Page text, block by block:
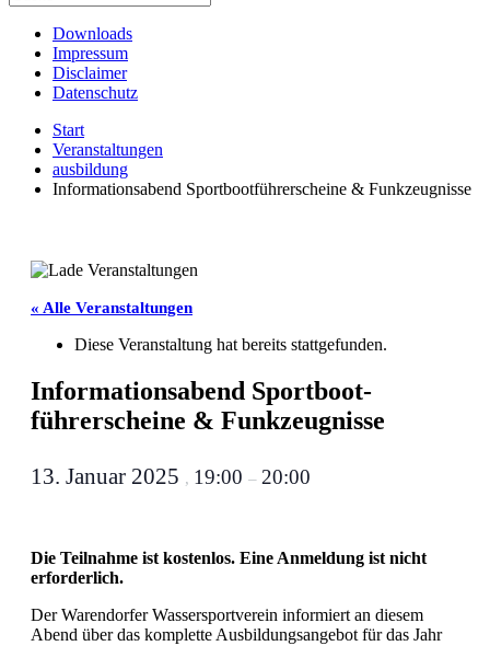
Downloads
Impressum
Disclaimer
Datenschutz
Start
Veranstaltungen
ausbildung
Informations­abend Sportboot­führerscheine & Funkzeugnisse
« Alle Veranstaltungen
Diese Veranstaltung hat bereits stattgefunden.
Informations­abend Sportboot­
führerscheine & Funkzeugnisse
13. Januar 2025 , 19:00 – 20:00
Die Teilnahme ist kostenlos. Eine Anmeldung ist nicht
erforderlich.
Der Warendorfer Wassersportverein informiert an diesem
Abend über das komplette Ausbildungsangebot für das Jahr